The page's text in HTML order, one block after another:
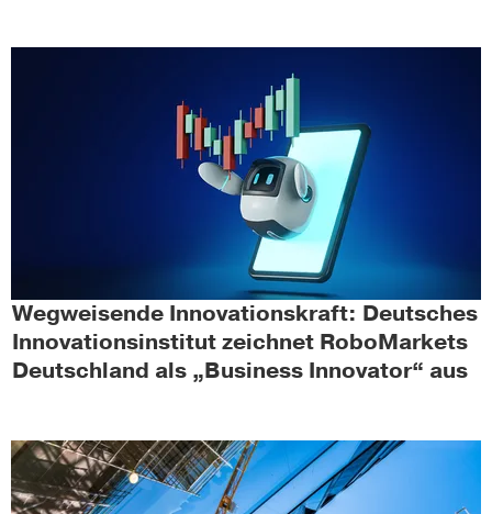
Wegweisende Innovationskraft: Deutsches
Innovationsinstitut zeichnet RoboMarkets
Deutschland als „Business Innovator“ aus